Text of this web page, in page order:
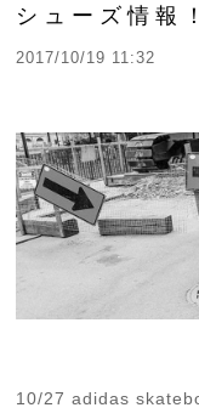
シューズ情
2017/10/19 11:32
10/27 adidas